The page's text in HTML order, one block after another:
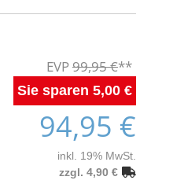
99,95 €
5,00 €
94,95 €
inkl. 19% MwSt.
zzgl. 4,90 €